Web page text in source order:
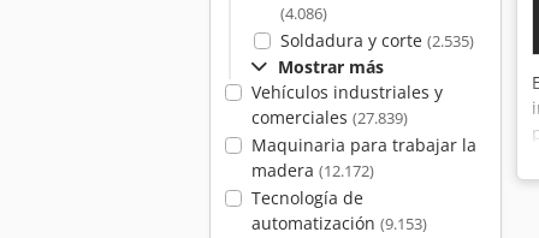
(4.086)
Soldadura y corte (2.535)
Mostrar más
Vehículos industriales y
comerciales (27.839)
Maquinaria para trabajar la
madera (12.172)
Tecnología de
automatización (9.153)